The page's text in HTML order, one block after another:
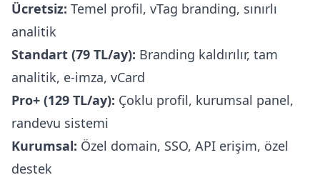
Ücretsiz: Temel profil, vTag branding, sınırlı
analitik
Standart (79 TL/ay): Branding kaldırılır, tam
analitik, e-imza, vCard
Pro+ (129 TL/ay): Çoklu profil, kurumsal panel,
randevu sistemi
Kurumsal: Özel domain, SSO, API erişim, özel
destek